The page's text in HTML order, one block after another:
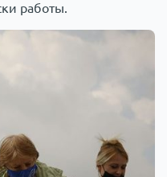
работы.